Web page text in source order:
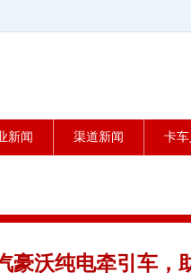
新闻 渠道新闻 卡
豪沃纯电牵引车，